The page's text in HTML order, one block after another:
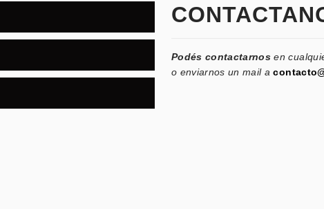
Podés contactarnos en
o enviarnos un mail a